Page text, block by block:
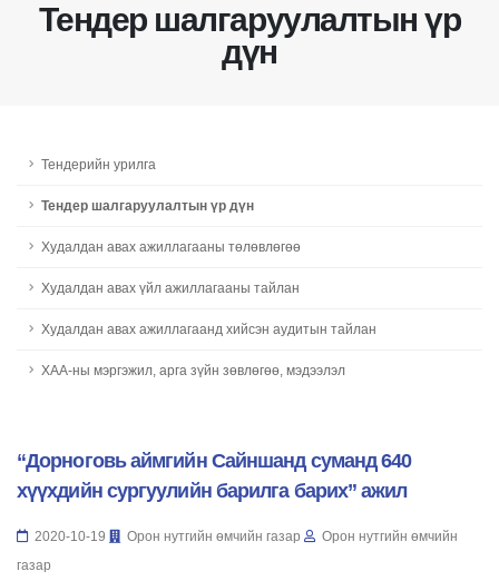
Тендер шалгаруулалтын үр
дүн
Тендерийн урилга
Тендер шалгаруулалтын үр дүн
Худалдан авах ажиллагааны төлөвлөгөө
Худалдан авах үйл ажиллагааны тайлан
Худалдан авах ажиллагаанд хийсэн аудитын тайлан
ХАА-ны мэргэжил, арга зүйн зөвлөгөө, мэдээлэл
“Дорноговь аймгийн Сайншанд суманд 640
хүүхдийн сургуулийн барилга барих” ажил
2020-10-19 Орон нутгийн өмчийн газар
Орон нутгийн өмчийн
газар